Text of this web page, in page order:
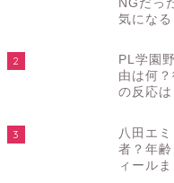
NGだっ
気になる
2
PL学園
由は何
の反応は
3
八田エ
者？年
ィールま